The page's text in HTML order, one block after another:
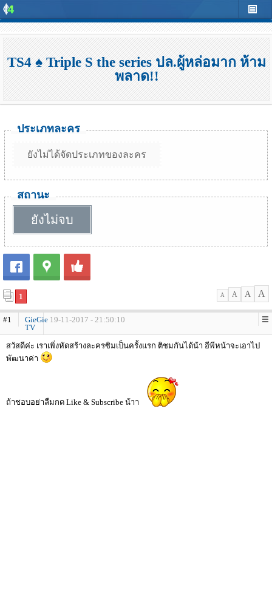
TS4 ♠ Triple S the series ปล.ผู้หล่อมาก ห้าม
พลาด!!
ประเภทละคร
ยังไม่ได้จัดประเภทของละคร
สถานะ
ยังไม่จบ
1 A A A A
#1
GieGie
TV
19-11-2017 - 21:50:10
สวัสดีค่ะ เราเพิ่งหัดสร้างละครซิมเป็นครั้งแรก ติชมกันได้น้า อีพีหน้าจะเอาไป
พัฒนาค่า
ถ้าชอบอย่าลืมกด Like & Subscribe น้าา